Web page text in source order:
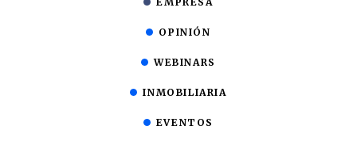
OPINIÓN
WEBINARS
INMOBILIARIA
EVENTOS